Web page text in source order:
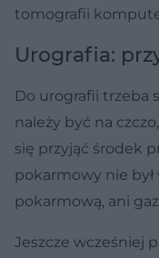
tomografii
Urografia:
Do urografii trzeba
należy być na
się przyjąć środek
pokarmowy nie był
pokarmową, ani
Jeszcze wcześniej